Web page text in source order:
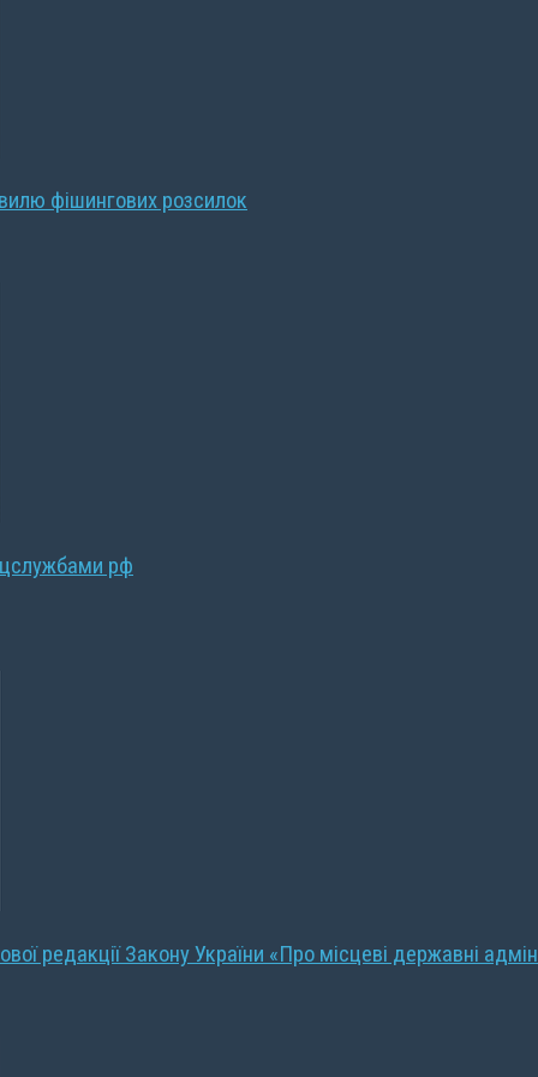
фішингових розсилок
рф
редакції Закону України «Про місцеві державні